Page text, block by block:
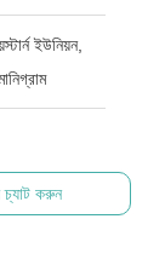
ইউনিয়ন,
করুন